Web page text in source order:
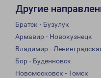
Другие
Братск - Бузулук
Армавир - Новокузнецк
Владимир -
Бор - Буденновск
Новомосковск - Томск